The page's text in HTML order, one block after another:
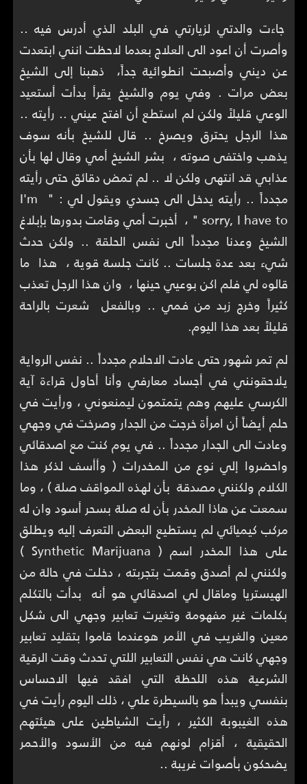
جاءت والدتي لزيارتي في البلد الذي أدرس فيه ..
وأصرت أن اعود الى العلاج بعدما لاحظت انني ابتعدت
عن ديني وأصبحت انطوائية جداً، ذهبنا إلى الشيخ
بعض مرات . وفي يوم والشيخ يقرأ بدأت أستعيد
الوعي قليلاً ولكن لم استطع أن افتح عيني .. رأيته ..
هذا الرجل يحترق ويصرخ .. قال للشيخ بأنه سوف
يذهب واختفى صوته ، بشر الشيخ أمي وقال لها بأن
عذابي قد انتهى ولكن لا .. لم تمض دقائق حتى رأيته
مجدداً .. رأيته يدخل الى جسدي ويقول لي : " I'm
sorry, I have to " ، أخبرت أمي وقامت بدورها بإبلاغ
الشيخ وعدنا مجدداً الى نفس الحلقة .. ولكن حدث
شيء بعد عدة جلسات .. كانت جلسة قوية ، هذا ما
قالوه لي فلم اكن بوعيي حينها ، وان هذا الرجل تعذب
كثيراً وخرج زبد من فمي .. وبالفعل شعرت بالراحة
قليلاً بعد هذا اليوم.
لم تمر شهور حتى عادت الاحلام مجدداً .. نفس الرواية
يلاحقونني في أجساد معارفي وأنا أحاول قراءة آية
الكرسي عليهم وهم يتمتمون ليمنعوني ، ورأيت في
حلم أيضاً أن امرأة خرجت من الجدار وصرخت في وجهي
وعادت الى الجدار مجدداً .. في يوم كنت مع اصدقائي
واحضروا إلي نوع من المخدرات ( وأأسف لذكر هذا
الكلام ولكنني مصدقة بأن لهذه المواقف صلة ) ، وما
سمعت عن هاذا المخدر بأن له صلة بسحر أسود وان له
مركب كيميائي لم يستطيع البعض التعرف إليه ويطلق
على هذا المخدر اسم ( Synthetic Marijuana )
ولكنني لم أصدق وقمت بتجربته ، دخلت في حالة من
الهيستريا وماقال لي اصدقائي هو أنه بدأت بالتكلم
بكلمات غير مفهومة وتغيرت تعابير وجهي الى شكل
معين والغريب في الأمر هوعندما قاموا بتقليد تعابير
وجهي كانت هي نفس التعابير اللتي تحدث وقت الرقية
الشرعية هذه اللحظة التي افقد فيها الاحساس
بنفسي ويبدأ هو بالسيطرة علي ، ذلك اليوم رأيت في
هذه الغيبوبة الكثير ، رأيت الشياطين على هيئتهم
الحقيقية ، أقزام لونهم فيه من الأسود والأحمر
يضحكون بأصوات غريبة ..